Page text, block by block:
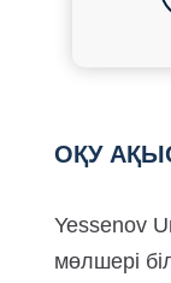
ОҚУ
Yessenov
мөлшері